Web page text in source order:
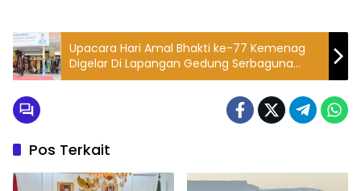
Upacara Hari Amal Bhakti ke-77 Kemenag
Digelar Di Lapangan Gedung Serbaguna
Pandan
Pos Terkait